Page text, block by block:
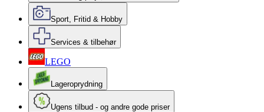
Sport, Fritid & Hobby
Services & tilbehør
LEGO
Lageroprydning
Ugens tilbud - og andre gode priser